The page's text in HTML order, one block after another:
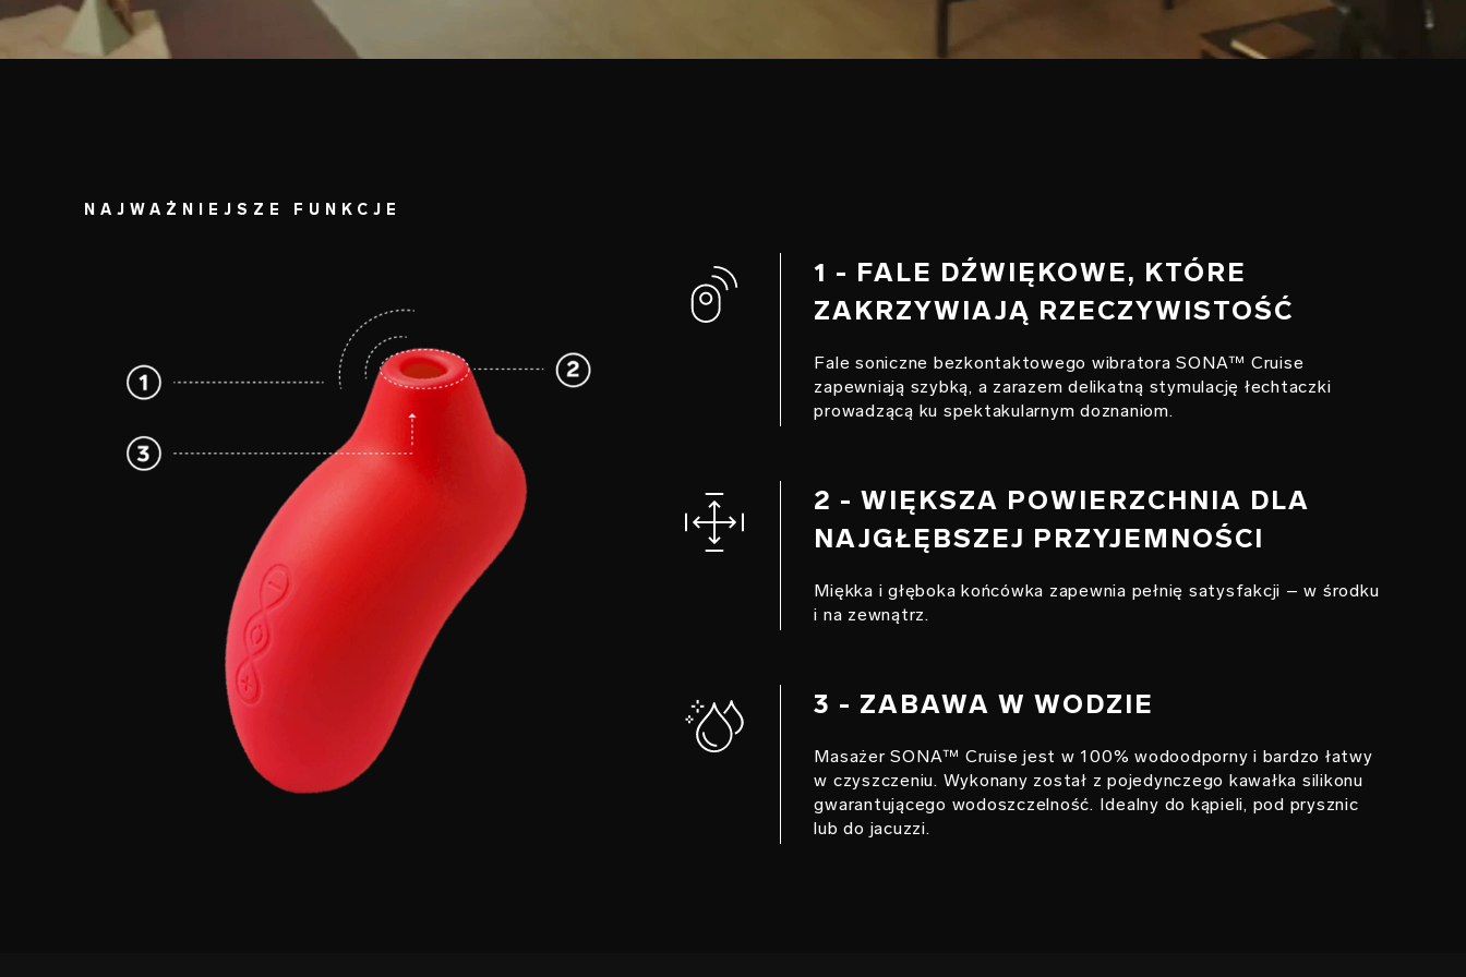
NAJWAŻNIEJSZE FUNKCJE
1 - FALE DŹWIĘKOWE, KTÓRE
ZAKRZYWIAJĄ RZECZYWISTOŚĆ
Fale soniczne bezkontaktowego wibratora SONA™ Cruise
zapewniają szybką, a zarazem delikatną stymulację łechtaczki
prowadzącą ku spektakularnym doznaniom.
2 - WIĘKSZA POWIERZCHNIA DLA
NAJGŁĘBSZEJ PRZYJEMNOŚCI
Miękka i głęboka końcówka zapewnia pełnię satysfakcji – w środku
i na zewnątrz.
3 - ZABAWA W WODZIE
Masażer SONA™ Cruise jest w 100% wodoodporny i bardzo łatwy
w czyszczeniu. Wykonany został z pojedynczego kawałka silikonu
gwarantującego wodoszczelność. Idealny do kąpieli, pod prysznic
lub do jacuzzi.